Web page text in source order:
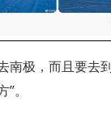
南极，而且要去
。